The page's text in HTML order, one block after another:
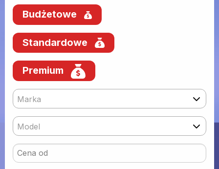
Budżetowe
Standardowe
Premium
Marka
Model